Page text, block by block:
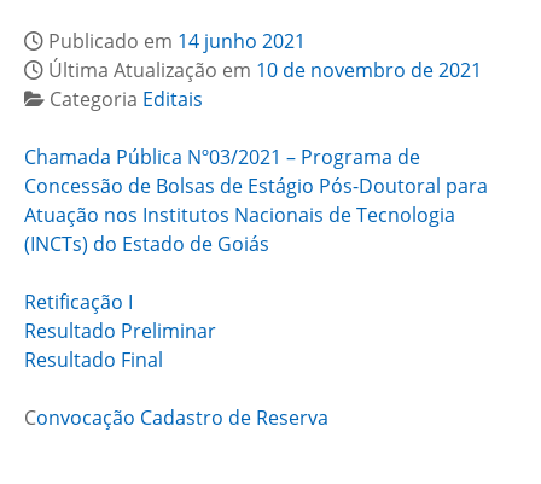
Publicado em 14 junho 2021
Última Atualização em 10 de novembro de 2021
Categoria Editais
Chamada Pública Nº03/2021 – Programa de
Concessão de Bolsas de Estágio Pós-Doutoral para
Atuação nos Institutos Nacionais de Tecnologia
(INCTs) do Estado de Goiás
Retificação I
Resultado Preliminar
Resultado Final
Convocação Cadastro de Reserva